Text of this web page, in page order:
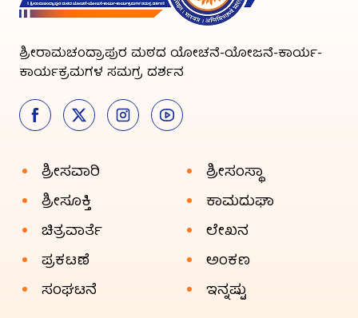
ಶ್ರೀರಾಮಚಂದ್ರಾಪುರ ಮಠದ ಯೋಚನೆ-ಯೋಜನೆ-ಕಾರ್ಯ-
ಕಾರ್ಯಕ್ರಮಗಳ ಸಮಗ್ರ ದರ್ಶನ
ಶ್ರೀಸವಾರಿ
ಶ್ರೀಸಂಸ್ಥಾ
ಶ್ರೀಸೂಕ್ತಿ
ಕಾಮದುಘಾ
ಚಿತ್ರವಾರ್ತೆ
ಲೇಖನ
ಪ್ರಕಟಣೆ
ಅಂಕಣ
ಸಂಘಟನೆ
ಇನ್ನಷ್ಟು